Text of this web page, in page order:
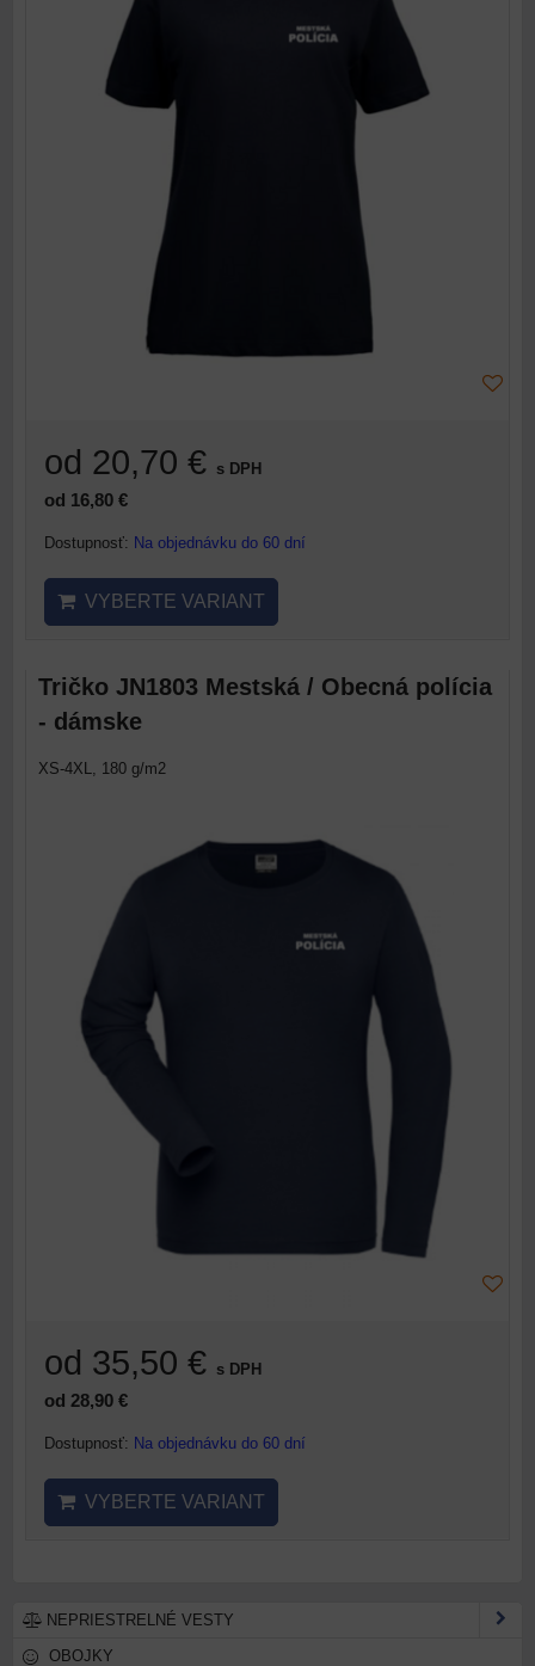
od 20,70 € s DPH
od 16,80 €
Dostupnosť: Na objednávku do 60 dní
VYBERTE VARIANT
Tričko JN1803 Mestská / Obecná polícia
- dámske
XS-4XL, 180 g/m2
od 35,50 € s DPH
od 28,90 €
Dostupnosť: Na objednávku do 60 dní
VYBERTE VARIANT
NEPRIESTRELNÉ VESTY
OBOJKY